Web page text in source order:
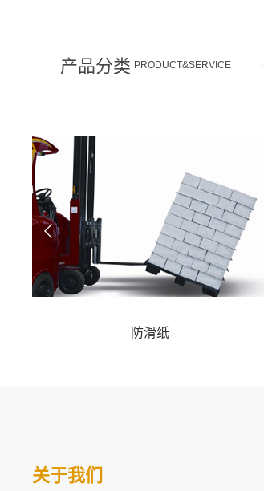
产品分类 PRODUCT&SERVICE
防滑纸
关于我们